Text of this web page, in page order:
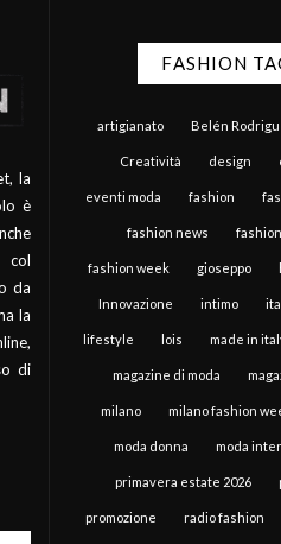
la
è
da
la
di
FASHION
artigianato Belén
Creatività design
eventi moda fashion
fashion news
fashion week gioseppo
Innovazione intimo
lifestyle lois made in
magazine di moda
milano milano fashion
moda donna moda
primavera estate 2026
promozione radio fashion